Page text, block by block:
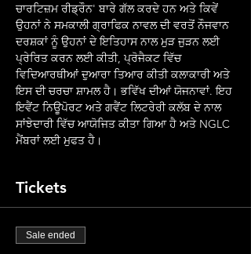
ਚਾਰਟਿਜ਼ਮ ਰੀਡ੍ਰੌਨ' ਬਾਰੇ ਗੱਲ ਕਰਦੇ ਹਨ ਅਤੇ ਕਿਵੇਂ
ਉਹਨਾਂ ਨੇ ਸਮਕਾਲੀ ਗ੍ਰਾਫਿਕ ਨਾਵਲ ਦੀ ਵਰਤੋਂ ਨੌਜਵਾਨ
ਦਰਸ਼ਕਾਂ ਨੂੰ ਉਹਨਾਂ ਦੇ ਇਤਿਹਾਸ ਨਾਲ ਮੁੜ ਜੁੜਨ ਲਈ
ਪ੍ਰੇਰਿਤ ਕਰਨ ਲਈ ਕੀਤੀ, ਪ੍ਰੋਜੈਕਟ ਵਿੱਚ
ਵਿਦਿਆਰਥੀਆਂ ਦੁਆਰਾ ਤਿਆਰ ਕੀਤੀ ਕਲਾਕਾਰੀ ਅਤੇ
ਇਸ ਦੀ ਚਰਚਾ ਸ਼ਾਮਲ ਹੈ। ਭਵਿੱਖ ਦੀਆਂ ਯੋਜਨਾਵਾਂ. ਇਹ
ਇਵੈਂਟ ਨਿਊਪੋਰਟ ਅਤੇ ਗਵੈਂਟ ਲਿਟਰੇਰੀ ਕਲੱਬ ਦੇ ਨਾਲ
ਸਾਂਝੇਦਾਰੀ ਵਿੱਚ ਆਯੋਜਿਤ ਕੀਤਾ ਗਿਆ ਹੈ ਅਤੇ NGLC
ਮੈਂਬਰਾਂ ਲਈ ਮੁਫਤ ਹੈ।
Tickets
Sale ended